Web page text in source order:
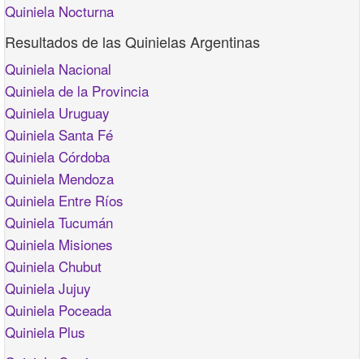
Quiniela Nocturna
Resultados de las Quinielas Argentinas
Quiniela Nacional
Quiniela de la Provincia
Quiniela Uruguay
Quiniela Santa Fé
Quiniela Córdoba
Quiniela Mendoza
Quiniela Entre Ríos
Quiniela Tucumán
Quiniela Misiones
Quiniela Chubut
Quiniela Jujuy
Quiniela Poceada
Quiniela Plus